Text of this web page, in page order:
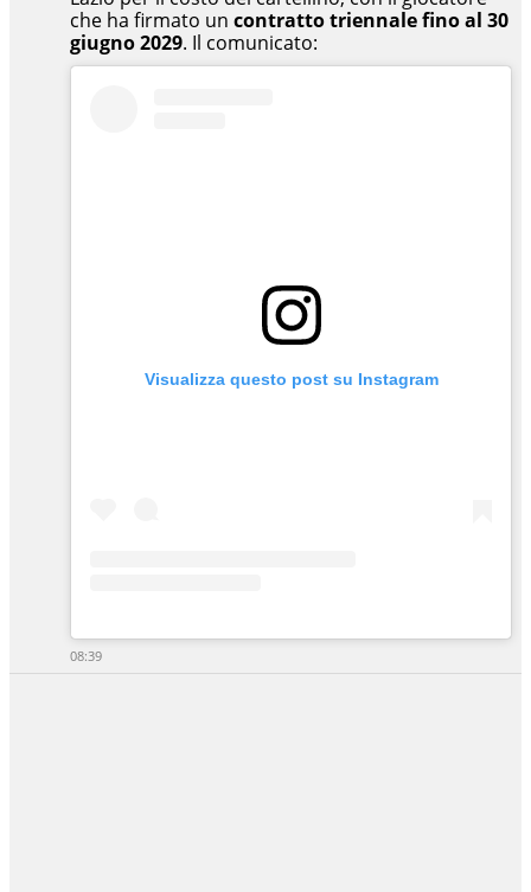
che ha firmato un contratto triennale fino al 30
giugno 2029. Il comunicato:
Visualizza questo post su Instagram
08:39